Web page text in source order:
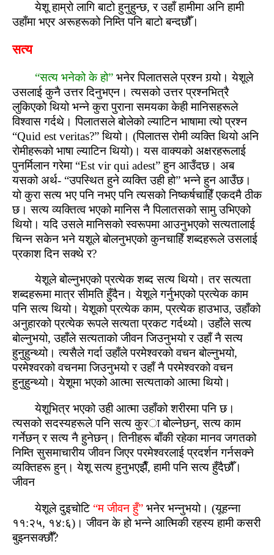
येशू हाम्रो लागि बाटो हुनुहुन्‍छ, र उहाँ हामीमा अनि हामी
उहाँमा भएर अरूहरूको निम्‍ति पनि बाटो बन्‍दछौँ।
सत्य
“सत्य भनेको के हो” भनेर पिलातसले प्रश्‍न गर्‍यो। येशूले
उसलाई कुनै उत्तर दिनुभएन। त्यसको उत्तर प्रश्‍नभित्रै
लुकिएको थियो भन्‍ने कुरा पुराना समयका केही मानिसहरूले
विश्‍वास गर्दथे। पिलातसले बोलेको ल्याटिन भाषामा त्यो प्रश्‍न
“Quid est veritas?” थियो। (पिलातस रोमी व्यक्ति थियो अनि
रोमीहरूको भाषा ल्याटिन थियो)। यस वाक्यको अक्षरहरूलाई
पुनर्मिलान गरेमा “Est vir qui adest” हुन आउँदछ। अब
यसको अर्थ- “उपस्‍थित हुने व्यक्ति उही हो” भन्ने हुन आउँछ।
यो कुरा सत्य भए पनि नभए पनि त्यसको निष्‍कर्षचाहिँ एकदमै ठीक
छ। सत्य व्यक्तित्‍व भएको मानिस नै पिलातसको सामु उभिएको
थियो। यदि उसले मानिसको स्‍वरूपमा आउनुभएको सत्यतालाई
चिन्न सकेन भने यशूले बोलनुभएको कुनचाहिँ शब्‍दहरूले उसलाई
प्रकाश दिन सक्‍थे र?
येशूले बोल्‍नुभएको प्रत्येक शब्‍द सत्य थियो। तर सत्यता
शब्‍दहरूमा मात्र सीमति हुँदैन। येशूले गर्नुभएको प्रत्येक काम
पनि सत्य थियो। येशूको प्रत्येक काम, प्रत्येक हाउभाउ, उहाँको
अनुहारको प्रत्येक रूपले सत्यता प्रकट गर्दथ्‍यो। उहाँले सत्य
बोल्‍नुभयो, उहाँले सत्यताको जीवन जिउनुभयो र उहाँ नै सत्य
हुनुहुन्‍थ्यो। त्यसैले गर्दा उहाँले परमेश्‍वरको वचन बोल्‍नुभयो,
परमेश्‍वरको वचनमा जिउनुभयो र उहाँ नै परमेश्‍वरको वचन
हुनुहुन्‍थ्यो। येशूमा भएको आत्‍मा सत्यताको आत्‍मा थियो।
येशूभित्र भएको उही आत्‍मा उहाँको शरीरमा पनि छ।
त्यसको सदस्यहरूले पनि सत्य कुरा बोल्‍नेछन्, सत्य काम
गर्नेछन् र सत्य नै हुनेछन्। तिनीहरू बाँकी रहेका मानव जगतको
निम्‍ति सुसमाचारीय जीवन जिएर परमेश्‍वरलाई प्रदर्शन गर्नसक्‍ने
व्यक्तिहरू हुन्। येशू सत्य हुनुभएझैँ, हामी पनि सत्य हुँदैछौँ।
जीवन
येशूले दुइचोटि “म जीवन हुँ”भनेर भन्नुभयो। (यूहन्ना
११:२५, १४:६)। जीवन के हो भन्ने आत्‍मिकी रहस्य हामी कसरी
बुझ्‍नसक्‍छौँ?